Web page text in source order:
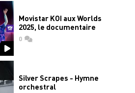
Movistar KOI aux Worlds
2025, le documentaire
0commentaires
Silver Scrapes - Hymne
orchestral